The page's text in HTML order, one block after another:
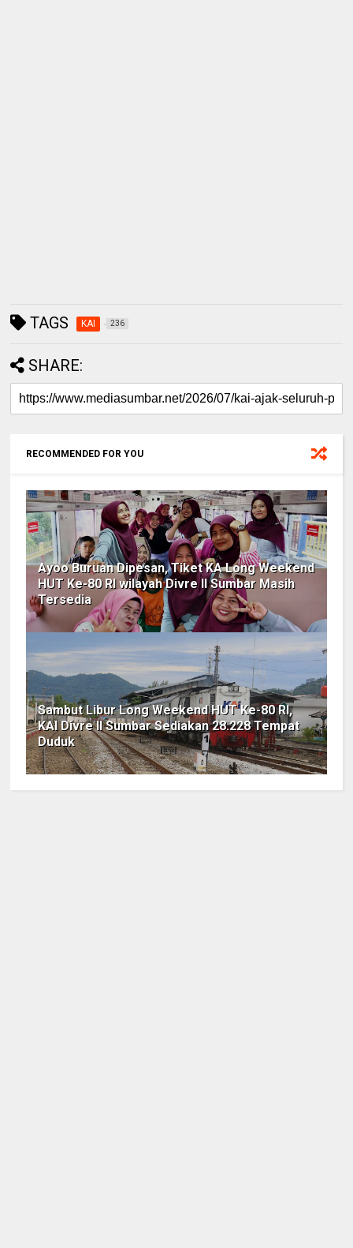
TAGS KAI 236
SHARE:
RECOMMENDED FOR YOU
Ayoo Buruan Dipesan, Tiket KA Long Weekend
HUT Ke-80 RI wilayah Divre II Sumbar Masih
Tersedia
Sambut Libur Long Weekend HUT Ke-80 RI,
KAI Divre II Sumbar Sediakan 28.228 Tempat
Duduk